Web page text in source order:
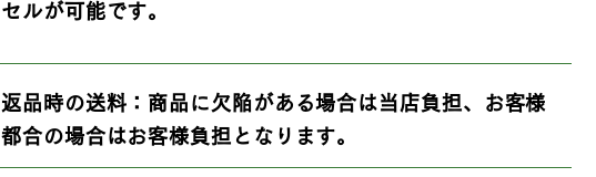
セルが可能です。
返品時の送料：商品に欠陥がある場合は当店負担、お客様
都合の場合はお客様負担となります。